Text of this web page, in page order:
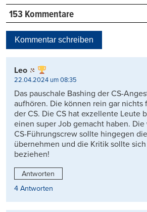
153 Kommentare
Kommentar schreiben
Leo
22.04.2024 um 08:35
Das pauschale Bashing der CS-
aufhören. Die können rein gar nichts
der CS. Die CS hat exzellente Leute
einen super Job gemacht haben.
CS-Führungscrew sollte hingegen
übernehmen und die Kritik sollte
beziehen!
Antworten
4 Antworten